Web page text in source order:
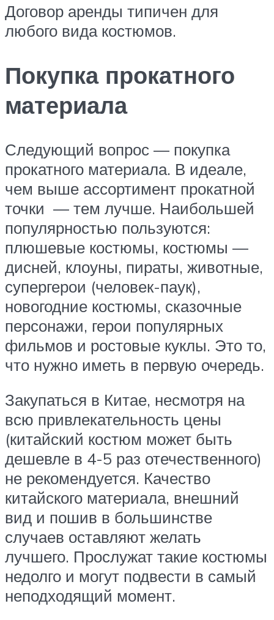
Договор аренды типичен для
любого вида костюмов.
Покупка прокатного
материала
Следующий вопрос — покупка
прокатного материала. В идеале,
чем выше ассортимент прокатной
точки — тем лучше. Наибольшей
популярностью пользуются:
плюшевые костюмы, костюмы —
дисней, клоуны, пираты, животные,
супергерои (человек-паук),
новогодние костюмы, сказочные
персонажи, герои популярных
фильмов и ростовые куклы. Это то,
что нужно иметь в первую очередь.
Закупаться в Китае, несмотря на
всю привлекательность цены
(китайский костюм может быть
дешевле в 4-5 раз отечественного)
не рекомендуется. Качество
китайского материала, внешний
вид и пошив в большинстве
случаев оставляют желать
лучшего. Прослужат такие костюмы
недолго и могут подвести в самый
неподходящий момент.